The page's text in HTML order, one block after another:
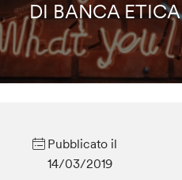
DI BANCA ETICA
Pubblicato il
14/03/2019